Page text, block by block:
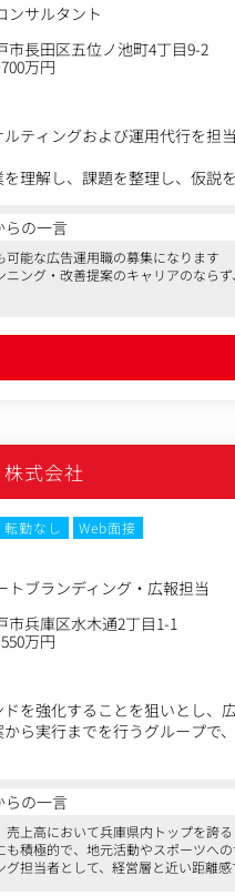
ンサルタント
市長田区五位ノ池町4丁目9-2
万円
ティングおよび運用代行を担当
理解し、課題を整理し、仮説
、データ分析(CPA、配信状況
ニング(A/Bテスト、入札単価調
Metaなど各媒体の管理画面への
ル(生成AI含む)のキャッチアッ
らの一言
能な広告運用職の募集になります
ング・改善提案のキャリアのなら
式会社
転勤なし
Web面接
トブランディング・広報担当
市兵庫区水木通2丁目1-1
万円
を強化することを狙いとし、
ら実行までを行うグループで
た施策の立案、計画、実行
ンド・販売店ブランドの価値向
インの整備と社内浸透
伝活動の企画、実施（メディ
ロモーションの企画・実施
らの一言
上高において兵庫県内トップを誇
積極的で、地元活動やスポーツへ
担当者として、経営層と近い距離